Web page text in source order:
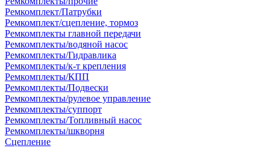
Ремкомплект/Патрубки
Ремкомплект/сцепление, тормоз
Ремкомплекты главной передачи
Ремкомплекты/водяной насос
Ремкомплекты/Гидравлика
Ремкомплекты/к-т крепления
Ремкомплекты/КПП
Ремкомплекты/Подвески
Ремкомплекты/рулевое управление
Ремкомплекты/суппорт
Ремкомплекты/Топливный насос
Ремкомплекты/шкворня
Сцепление